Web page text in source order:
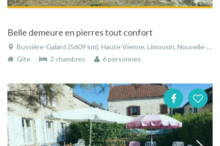
Belle demeure en pierres tout confort
Bussière-Galant (5609 km), Haute-Vienne, Limousin, Nouvelle-Aquitaine, France
Gîte
2 chambres 6 personnes